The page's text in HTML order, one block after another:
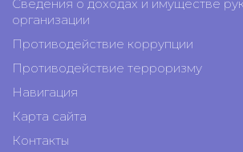
Сведения о доходах и имуществе
организации
Противодействие коррупции
Противодействие терроризму
Навигация
Карта сайта
Контакты